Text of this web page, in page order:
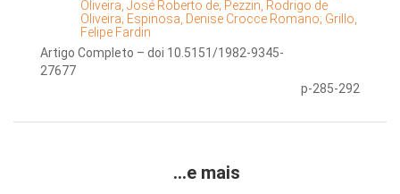
Oliveira, José Roberto de; Pezzin, Rodrigo de
Oliveira; Espinosa, Denise Crocce Romano; Grillo,
Felipe Fardin
Artigo Completo – doi 10.5151/1982-9345-
27677
p-285-292
...e mais